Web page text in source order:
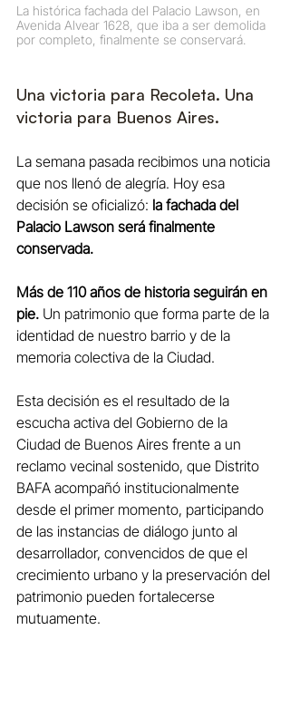
La histórica fachada del Palacio Lawson, en
Avenida Alvear 1628, que iba a ser demolida
por completo, finalmente se conservará.
Una victoria para Recoleta. Una
victoria para Buenos Aires.
La semana pasada recibimos una noticia
que nos llenó de alegría. Hoy esa
decisión se oficializó: la fachada del
Palacio Lawson será finalmente
conservada.
Más de 110 años de historia seguirán en
pie. Un patrimonio que forma parte de la
identidad de nuestro barrio y de la
memoria colectiva de la Ciudad.
Esta decisión es el resultado de la
escucha activa del Gobierno de la
Ciudad de Buenos Aires frente a un
reclamo vecinal sostenido, que Distrito
BAFA acompañó institucionalmente
desde el primer momento, participando
de las instancias de diálogo junto al
desarrollador, convencidos de que el
crecimiento urbano y la preservación del
patrimonio pueden fortalecerse
mutuamente.